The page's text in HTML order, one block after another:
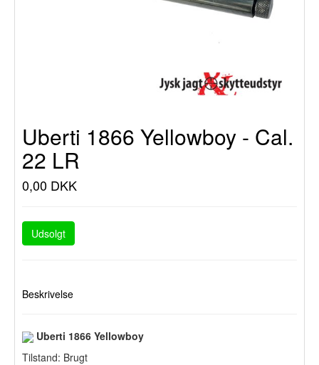
Uberti 1866 Yellowboy - Cal.
22 LR
0,00 DKK
Udsolgt
Beskrivelse
Uberti 1866 Yellowboy
Tilstand: Brugt